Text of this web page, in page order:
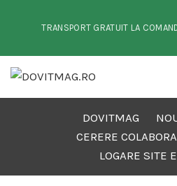
TRANSPORT GRATUIT LA
DOVITMAG
CERERE
LOGARE SITE